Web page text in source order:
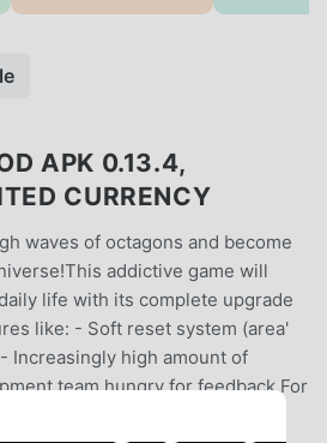
APK 0.13.4,
CURRENCY
waves of octagons and become
addictive game will
life with its complete upgrade
like: - Soft reset system (area'
Increasingly high amount of
team hungry for feedback For
either use the store review